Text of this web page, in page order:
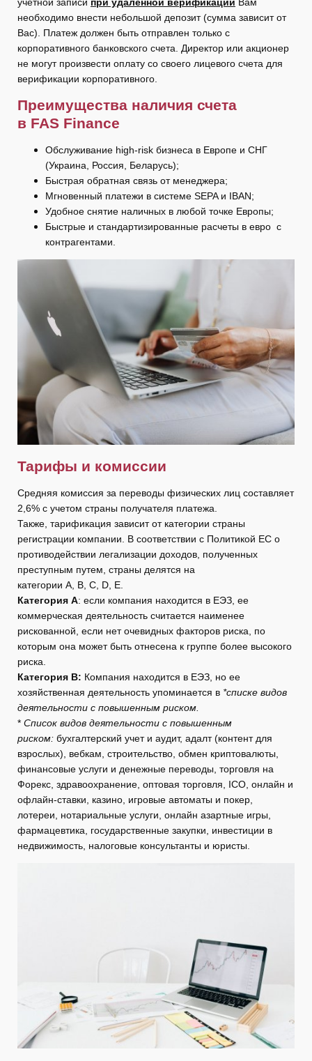
учетной записи при удаленной верификации Вам
необходимо внести небольшой депозит (сумма зависит от
Вас). Платеж должен быть отправлен только с
корпоративного банковского счета. Директор или акционер
не могут произвести оплату со своего лицевого счета для
верификации корпоративного.
Преимущества наличия счета
в FAS Finance
Обслуживание high-risk бизнеса в Европе и СНГ
(Украина, Россия, Беларусь);
Быстрая обратная связь от менеджера;
Мгновенный платежи в системе SEPA и IBAN;
Удобное снятие наличных в любой точке Европы;
Быстрые и стандартизированные расчеты в евро с
контрагентами.
Тарифы и комиссии
Средняя комиссия за переводы физических лиц составляет
2,6% с учетом страны получателя платежа.
Также, тарификация зависит от категории страны
регистрации компании. В соответствии c Политикой ЕС о
противодействии легализации доходов, полученных
преступным путем, страны делятся на
категории A, B, C, D, E.
Категория А: если компания находится в ЕЭЗ, ее
коммерческая деятельность считается наименее
рискованной, если нет очевидных факторов риска, по
которым она может быть отнесена к группе более высокого
риска.
Категория B: Компания находится в ЕЭЗ, но ее
хозяйственная деятельность упоминается в *списке видов
деятельности с повышенным риском.
* Список видов деятельности с повышенным
риском: бухгалтерский учет и аудит, адалт (контент для
взрослых), вебкам, строительство, обмен криптовалюты,
финансовые услуги и денежные переводы, торговля на
Форекс, здравоохранение, оптовая торговля, ICO, онлайн и
офлайн-ставки, казино, игровые автоматы и покер,
лотереи, нотариальные услуги, онлайн азартные игры,
фармацевтика, государственные закупки, инвестиции в
недвижимость, налоговые консультанты и юристы.